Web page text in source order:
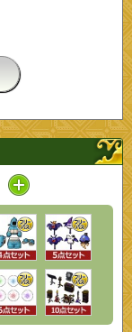
アイコン / ラインナ